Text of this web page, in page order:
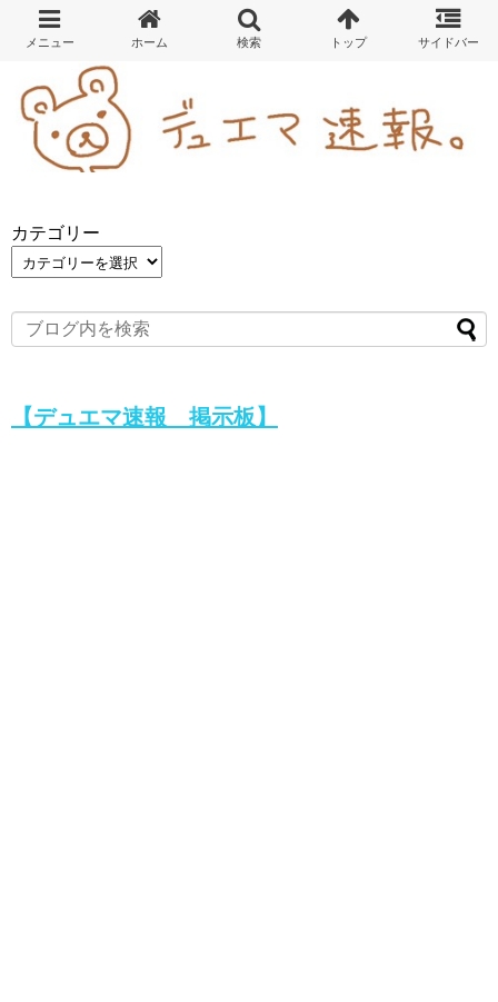
カテゴリー
【デュエマ速報 掲示板】